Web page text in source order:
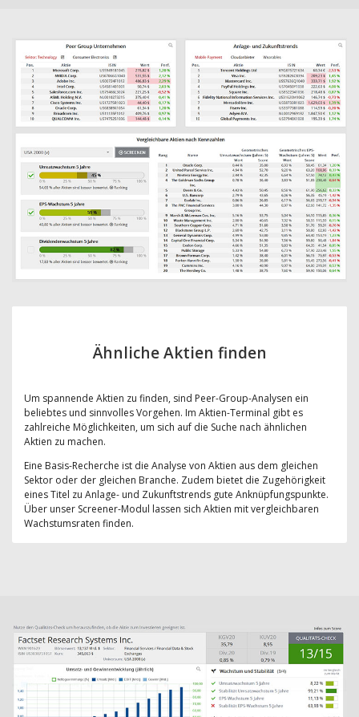
Ähnliche Aktien finden
Um spannende Aktien zu finden, sind Peer-Group-Analysen ein
beliebtes und sinnvolles Vorgehen. Im Aktien-Terminal gibt es
zahlreiche Möglichkeiten, um sich auf die Suche nach ähnlichen
Aktien zu machen.
Eine Basis-Recherche ist die Analyse von Aktien aus dem gleichen
Sektor oder der gleichen Branche. Zudem bietet die Zugehörigkeit
eines Titel zu Anlage- und Zukunftstrends gute Anknüpfungspunkte.
Über unser Screener-Modul lassen sich Aktien mit vergleichbaren
Wachstumsraten finden.